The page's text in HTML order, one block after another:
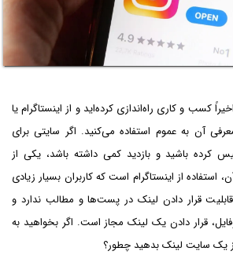
کسب و کاری راه‌اندازی کرده‌اید و از اینستاگرام یا
آن به عموم استفاده می‌کنید. اگر سایتی برای
کرده باشید و بازدید کمی داشته باشد، یکی از
استفاده از اینستاگرام است که کاربران بسیار زیادی
قابلیت قرار دادن لینک در پست‌ها و مطالب ندارد و
قرار دادن یک لینک مجاز است. اگر بخواهید به
یک سایت لینک بدهید چطور؟